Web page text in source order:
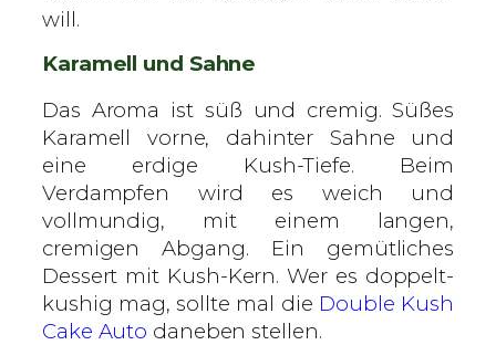
will.
Karamell und Sahne
Das Aroma ist süß und cremig. Süßes
Karamell vorne, dahinter Sahne und
eine erdige Kush-Tiefe. Beim
Verdampfen wird es weich und
vollmundig, mit einem langen,
cremigen Abgang. Ein gemütliches
Dessert mit Kush-Kern. Wer es doppelt-
kushig mag, sollte mal die Double Kush
Cake Auto daneben stellen.